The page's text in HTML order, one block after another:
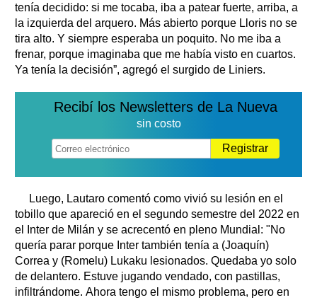
tenía decidido: si me tocaba, iba a patear fuerte, arriba, a
la izquierda del arquero. Más abierto porque Lloris no se
tira alto. Y siempre esperaba un poquito. No me iba a
frenar, porque imaginaba que me había visto en cuartos.
Ya tenía la decisión”, agregó el surgido de Liniers.
Recibí los Newsletters de La Nueva
sin costo
Registrar
Luego, Lautaro comentó como vivió su lesión en el
tobillo que apareció en el segundo semestre del 2022 en
el Inter de Milán y se acrecentó en pleno Mundial: "No
quería parar porque Inter también tenía a (Joaquín)
Correa y (Romelu) Lukaku lesionados. Quedaba yo solo
de delantero. Estuve jugando vendado, con pastillas,
infiltrándome. Ahora tengo el mismo problema, pero en